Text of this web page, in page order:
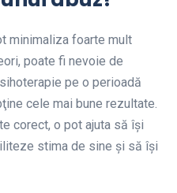
minimaliza foarte mult
poate fi nevoie de
pe o perioadă
cele mai bune rezultate.
corect, o pot ajuta să îşi
stima de sine şi să îşi